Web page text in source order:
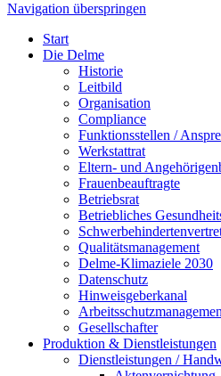
Navigation überspringen
Start
Die Delme
Historie
Leitbild
Organisation
Compliance
Funktionsstellen /
Werkstattrat
Eltern- und
Frauenbeauftragte
Betriebsrat
Betriebliches
Qualitätsmanagement
Delme-Klimaziele 2030
Datenschutz
Hinweisgeberkanal
Gesellschafter
Produktion & Dienstleistungen
Dienstleistungen /